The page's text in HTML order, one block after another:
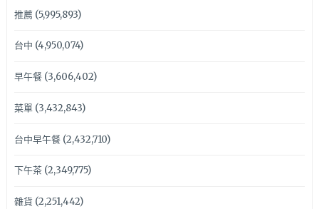
推薦(5,995,893)
台中 (4,950,074)
早午餐(3,606,402)
菜單(3,432,843)
台中早午餐(2,432,710)
下午茶(2,349,775)
雜貨 (2,251,442)